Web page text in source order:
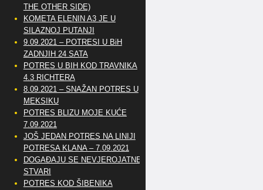
THE OTHER SIDE)
KOMETA ELENIN A3 JE U
SILAZNOJ PUTANJI
9.09.2021 – POTRESI U BiH
ZADNJIH 24 SATA
POTRES U BIH KOD TRAVNIKA
4.3 RICHTERA
8.09.2021 – SNAŽAN POTRES U
MEKSIKU
POTRES BLIZU MOJE KUĆE
7.09.2021
JOŠ JEDAN POTRES NA LINIJI
POTRESA KLANA – 7.09.2021
DOGAĐAJU SE NEVJEROJATNE
STVARI
POTRES KOD ŠIBENIKA